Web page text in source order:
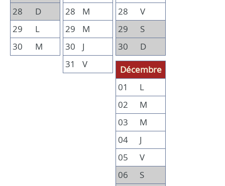
28
D
29
L
30
M
28
M
29
M
30
J
31
V
28
V
29
S
30
D
Décembre
01
L
02
M
03
M
04
J
05
V
06
S